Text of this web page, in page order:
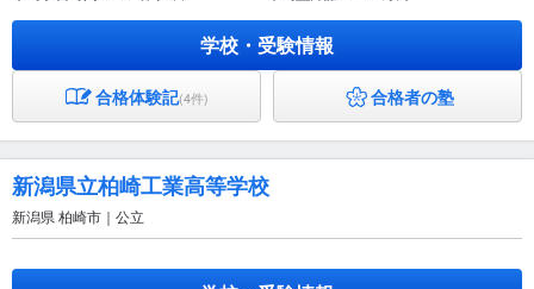
学校・受験情報
合格体験記(4件) 合格者の塾
新潟県立柏崎工業高等学校
新潟県 柏崎市｜公立